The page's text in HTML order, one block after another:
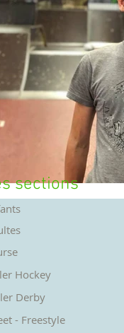
sections
Hockey
Derby
- Freestyle